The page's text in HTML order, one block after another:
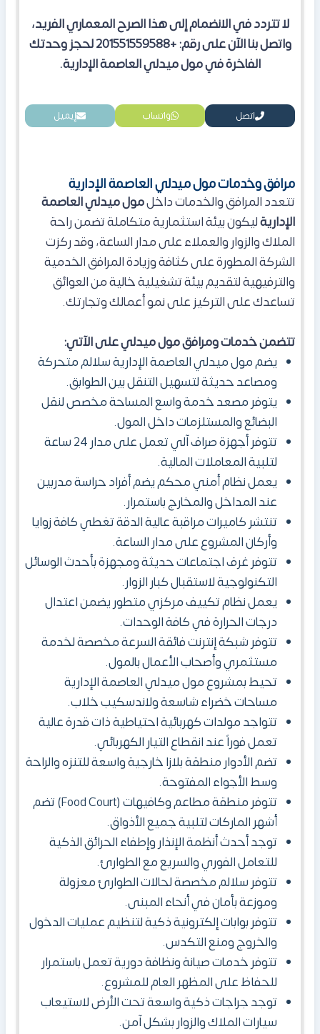
لا تتردد في الانضمام إلى هذا الصرح المعماري الفريد،
واتصل بنا الآن على رقم: +201551559588 لحجز وحدتك
الفاخرة في مول ميدلي العاصمة الإدارية.
اتصل واتساب إيميل
مرافق وخدمات مول ميدلي العاصمة الإدارية
تتعدد المرافق والخدمات داخلمول ميدلي العاصمة
الإداريةليكون بيئة استثمارية متكاملة تضمن راحة
الملاك والزوار والعملاء على مدار الساعة، وقد ركزت
الشركة المطورة على كثافة وزيادة المرافق الخدمية
والترفيهية لتقديم بيئة تشغيلية خالية من العوائق
تساعدك على التركيز على نمو أعمالك وتجارتك.
تتضمن خدمات ومرافق مول ميدلي على الآتي:
يضم مول ميدلي العاصمة الإدارية سلالم متحركة
ومصاعد حديثة لتسهيل التنقل بين الطوابق.
يتوفر مصعد خدمة واسع المساحة مخصص لنقل
البضائع والمستلزمات داخل المول.
تتوفر أجهزة صراف آلي تعمل على مدار 24 ساعة
لتلبية المعاملات المالية.
يعمل نظام أمني محكم يضم أفراد حراسة مدربين
عند المداخل والمخارج باستمرار.
تنتشر كاميرات مراقبة عالية الدقة تغطي كافة زوايا
وأركان المشروع على مدار الساعة.
تتوفر غرف اجتماعات حديثة ومجهزة بأحدث الوسائل
التكنولوجية لاستقبال كبار الزوار.
يعمل نظام تكييف مركزي متطور يضمن اعتدال
درجات الحرارة في كافة الوحدات.
تتوفر شبكة إنترنت فائقة السرعة مخصصة لخدمة
مستثمري وأصحاب الأعمال بالمول.
تحيط بمشروع مول ميدلي العاصمة الإدارية
مساحات خضراء شاسعة ولاندسكيب خلاب.
تتواجد مولدات كهربائية احتياطية ذات قدرة عالية
تعمل فوراً عند انقطاع التيار الكهربائي.
تضم الأدوار منطقة بلازا خارجية واسعة للتنزه والراحة
وسط الأجواء المفتوحة.
تتوفر منطقة مطاعم وكافيهات (Food Court) تضم
أشهر الماركات لتلبية جميع الأذواق.
توجد أحدث أنظمة الإنذار وإطفاء الحرائق الذكية
للتعامل الفوري والسريع مع الطوارئ.
تتوفر سلالم مخصصة لحالات الطوارئ معزولة
وموزعة بأمان في أنحاء المبنى.
تتوفر بوابات إلكترونية ذكية لتنظيم عمليات الدخول
والخروج ومنع التكدس.
تتوفر خدمات صيانة ونظافة دورية تعمل باستمرار
للحفاظ على المظهر العام للمشروع.
توجد جراجات ذكية واسعة تحت الأرض لاستيعاب
سيارات الملاك والزوار بشكل آمن.